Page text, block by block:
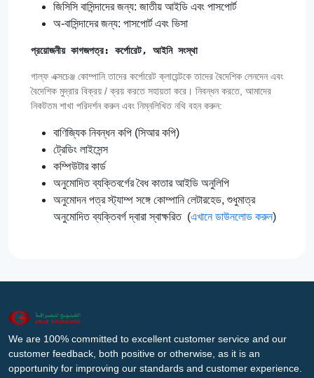
জিসিসি বাসিন্দাদের জন্য: জাতীয় আইডি এবং পাসপোর্ট
অ-বাসিন্দাদের জন্য: পাসপোর্ট এবং ভিসা
প্রয়োজনীয় কাগজপত্র: কর্পোরেট, আইনি সংস্থা
গাল্‌ফ এক্সচেঞ্জ কোম্পানি তাদের কর্পোরেট ক্লায়েন্টকে তাদের বৈদেশিক লেনদেন এবং
বৈদেশিক মুদ্রার বিক্রয় / ক্রয় করতে সহায়তা করে। নিবন্ধন করতে, আমাদের
নিকটতম শাখা পরিদর্শন করুন এবং নিম্নলিখিত নথি বহন করুন:
বাণিজ্যিক নিবন্ধন কপি (সিআর কপি)
ট্রেডিং লাইসেন্স
কম্পিউটার কার্ড
অনুমোদিত ব্যক্তিবর্গের বৈধ কাতার আইডি অনুলিপি
অনুমোদন পত্র স্ট্যাম্প সঙ্গে কোম্পানি লেটারহেড, শুধুমাত্র
অনুমোদিত ব্যক্তিবর্গ দ্বারা স্বাক্ষরিত (এখানে ডাউনলোড করুন)
We are 100% committed to excellent customer service and our
customer feedback, both positive or otherwise, as it is an
opportunity for improving our standards and customer experience.